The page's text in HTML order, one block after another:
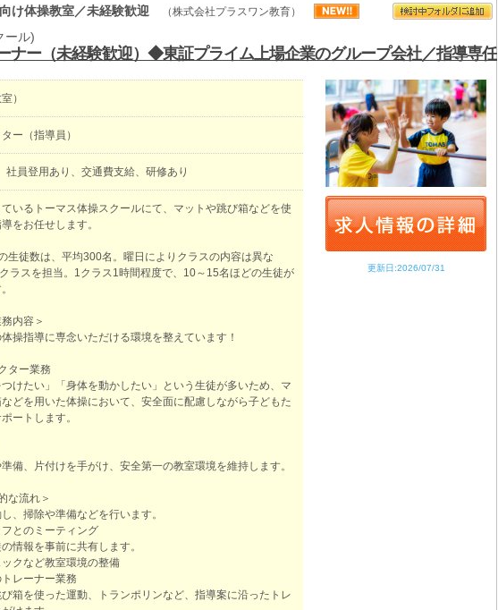
け体操教室／未経験歓迎 （株式会社プラスワン教育）
ール)
ナー（未経験歓迎）◆東証プライム上場企業のグループ会社／指導専任
）
ー（指導員）
社員登用あり、交通費支給、研修あり
いるトーマス体操スクールにて、マットや跳び箱などを使
をお任せします。
生徒数は、平均300名。曜日によりクラスの内容は異な
ラスを担当。1クラス1時間程度で、10～15名ほどの生徒が
内容＞
操指導に専念いただける環境を整えています！
ター業務
つけたい」「身体を動かしたい」という生徒が多いため、マ
どを用いた体操において、安全面に配慮しながら子どもた
ートします。
備、片付けを手がけ、安全第一の教室環境を維持します。
な流れ＞
、掃除や準備などを行います。
とのミーティング
情報を事前に共有します。
クなど教室環境の整備
レーナー業務
箱を使った運動、トランポリンなど、指導案に沿ったトレ
更新日:2026/07/31